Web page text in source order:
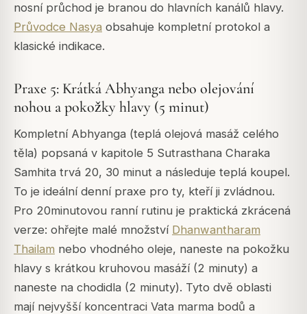
nosní průchod je branou do hlavních kanálů hlavy.
Průvodce Nasya obsahuje kompletní protokol a
klasické indikace.
Praxe 5: Krátká Abhyanga nebo olejování
nohou a pokožky hlavy (5 minut)
Kompletní Abhyanga (teplá olejová masáž celého
těla) popsaná v kapitole 5 Sutrasthana Charaka
Samhita trvá 20, 30 minut a následuje teplá koupel.
To je ideální denní praxe pro ty, kteří ji zvládnou.
Pro 20minutovou ranní rutinu je praktická zkrácená
verze: ohřejte malé množství Dhanwantharam
Thailam nebo vhodného oleje, naneste na pokožku
hlavy s krátkou kruhovou masáží (2 minuty) a
naneste na chodidla (2 minuty). Tyto dvě oblasti
mají nejvyšší koncentraci Vata marma bodů a